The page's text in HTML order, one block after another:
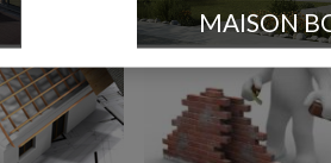
MAISON